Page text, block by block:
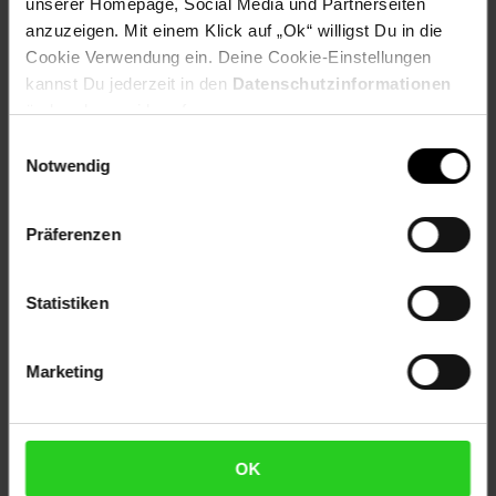
anzuzeigen. Mit einem Klick auf „Ok“ willigst Du in die
Cookie Verwendung ein. Deine Cookie-Einstellungen
kannst Du jederzeit in den Datenschutzinformationen
ändern bzw. widerrufen.
Notwendig
Präferenzen
Statistiken
Marketing
OK
EAN: 4000948013618
Artikel gehört zur Kategorie:
Besteck & Küchenmesser
Versandinformationen
Herstellerinformationen
Netto Reisen TV-Shop Weinwelt